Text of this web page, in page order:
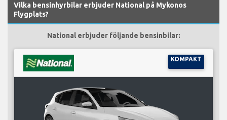
Vilka bensinhyrbilar erbjuder National på Mykonos
Flygplats?
National erbjuder följande bensinbilar:
KOMPAKT